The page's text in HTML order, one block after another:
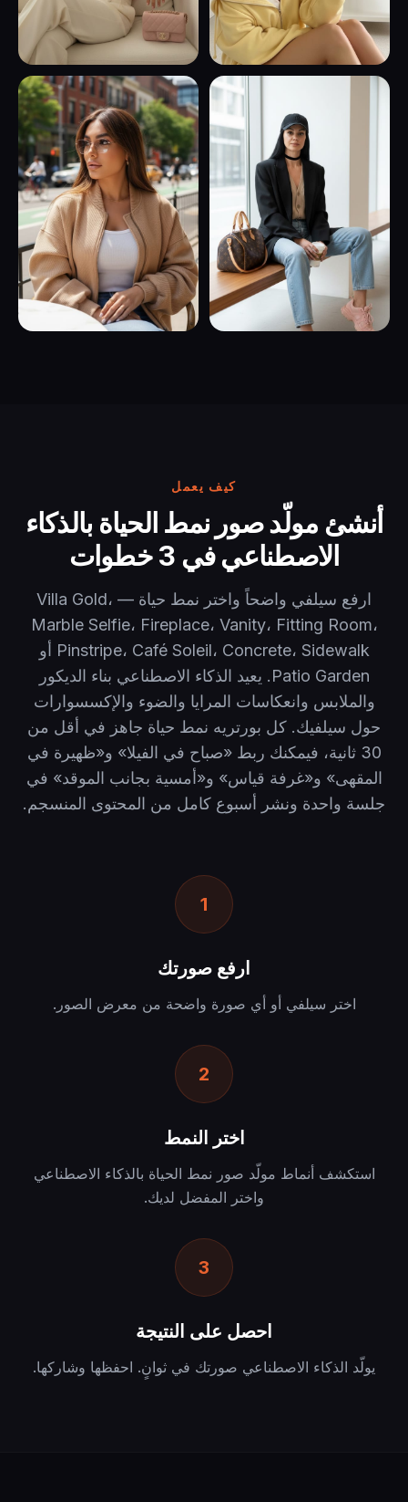
كيف يعمل
أنشئ مولّد صور نمط الحياة بالذكاء
الاصطناعي في 3 خطوات
ارفع سيلفي واضحاً واختر نمط حياة — Villa Gold،
Marble Selfie، Fireplace، Vanity، Fitting Room،
Pinstripe، Café Soleil، Concrete، Sidewalk أو
Patio Garden. يعيد الذكاء الاصطناعي بناء الديكور
والملابس وانعكاسات المرايا والضوء والإكسسوارات
حول سيلفيك. كل بورتريه نمط حياة جاهز في أقل من
30 ثانية، فيمكنك ربط «صباح في الفيلا» و«ظهيرة في
المقهى» و«غرفة قياس» و«أمسية بجانب الموقد» في
جلسة واحدة ونشر أسبوع كامل من المحتوى المنسجم.
1
ارفع صورتك
اختر سيلفي أو أي صورة واضحة من معرض الصور.
2
اختر النمط
استكشف أنماط مولّد صور نمط الحياة بالذكاء الاصطناعي
واختر المفضل لديك.
3
احصل على النتيجة
يولّد الذكاء الاصطناعي صورتك في ثوانٍ. احفظها وشاركها.